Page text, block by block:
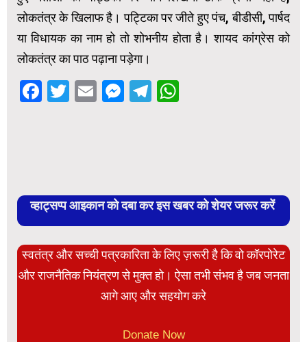
लोकतंत्र के खिलाफ है। पट्टिका पर जीते हुए पंच, बीडीसी, पार्षद
या विधायक का नाम हो तो शोभनीय होता है। शायद कांग्रेस को
लोकतंत्र का पाठ पढ़ाना पड़ेगा।
Facebook
Twitter
EmailMessenger
Telegram
व्हाट्सप्प आइकान को दबा कर इस खबर को शेयर जरूर करें
स्वतंत्र और सच्ची पत्रकारिता के लिए ज़रूरी है कि वो कॉरपोरेट
और राजनैतिक नियंत्रण से मुक्त हो। ऐसा तभी संभव है जब जनता
आगे आए और सहयोग करे
Donate Now